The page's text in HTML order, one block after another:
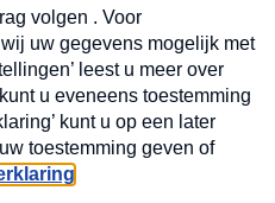
Kwetsbaarheid
X
op de MAX
Elke maandag en